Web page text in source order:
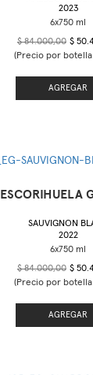
2023
$ 84.000,00 $
(Precio por botella
AGREGAR
ESCORIHUELA
SAUVIGNON
2022
$ 84.000,00 $
(Precio por botella
AGREGAR